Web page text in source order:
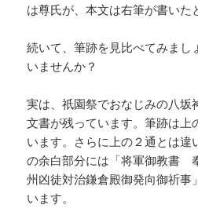
は尊氏が、本文は右筆が書いた
続いて、筆跡を見比べてみまし
いませんか？
実は、祇園祭でおなじみの八坂
文書が残っています。筆跡は上
います。さらに上の２通とは違
の余白部分には「将軍御教書
州凶徒対治鎌倉殿御発向御祈事
います。